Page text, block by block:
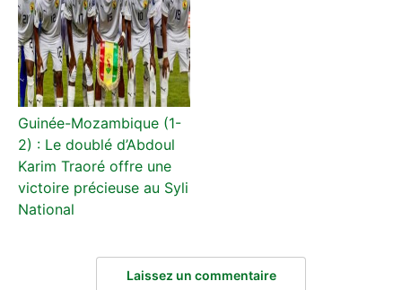
Guinée-Mozambique (1-
2) : Le doublé d’Abdoul
Karim Traoré offre une
victoire précieuse au Syli
National
Laissez un commentaire